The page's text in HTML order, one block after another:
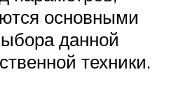
основными
данной
техники.